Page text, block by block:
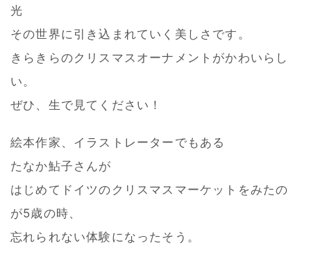
光
その世界に引き込まれていく美しさです。
きらきらのクリスマスオーナメントがかわいらし
い。
ぜひ、生で見てください！
絵本作家、イラストレーターでもある
たなか鮎子さんが
はじめてドイツのクリスマスマーケットをみたの
が5歳の時、
忘れられない体験になったそう。